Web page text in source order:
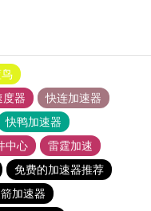
度器
快连加速器
快鸭加速器
中心
雷霆加速
免费的加速器推荐
加速器